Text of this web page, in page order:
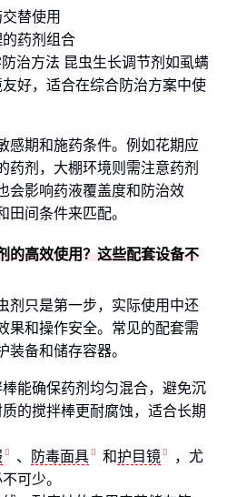
替使用
药剂组合
治方法 昆虫生长调节剂如虱螨
好，适合在综合防治方案中使
感期和施药条件。例如花期应
药剂，大棚环境则需注意药剂
会影响药液覆盖度和防治效
田间条件来匹配。
的高效使用？这些配套设备不
剂只是第一步，实际使用中还
果和操作安全。常见的配套需
装备和储存容器。
能确保药剂均匀混合，避免沉
的搅拌棒更耐腐蚀，适合长期
、 防毒面具 和护目镜
，尤
可少。